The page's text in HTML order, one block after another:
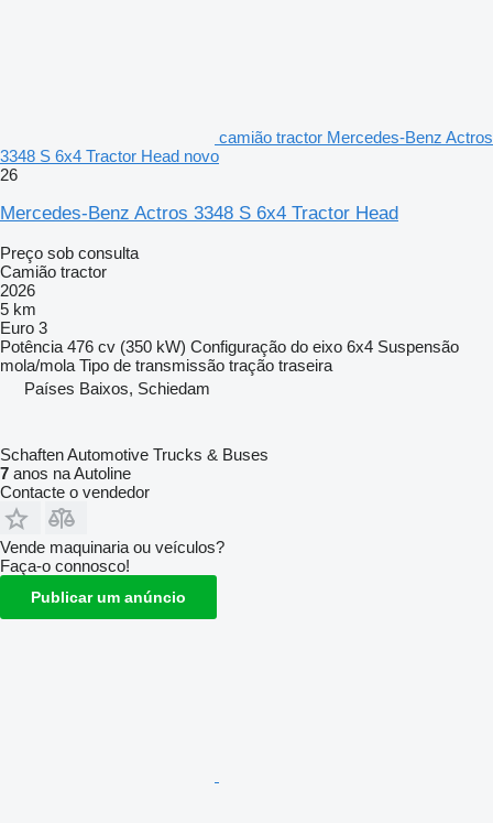
camião tractor Mercedes-Benz Actros
3348 S 6x4 Tractor Head novo
26
Mercedes-Benz Actros 3348 S 6x4 Tractor Head
Preço sob consulta
Camião tractor
2026
5 km
Euro 3
Potência 476 cv (350 kW) Configuração do eixo 6x4 Suspensão
mola/mola Tipo de transmissão tração traseira
Países Baixos, Schiedam
Schaften Automotive Trucks & Buses
7 anos na Autoline
Contacte o vendedor
Vende maquinaria ou veículos?
Faça-o connosco!
Publicar um anúncio